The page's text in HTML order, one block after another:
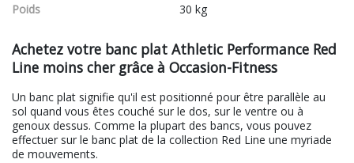
Poids
30 kg
Achetez votre banc plat Athletic Performance Red
Line moins cher grâce à Occasion-Fitness
Un banc plat signifie qu'il est positionné pour être parallèle au
sol quand vous êtes couché sur le dos, sur le ventre ou à
genoux dessus. Comme la plupart des bancs, vous pouvez
effectuer sur le banc plat de la collection Red Line une myriade
de mouvements.